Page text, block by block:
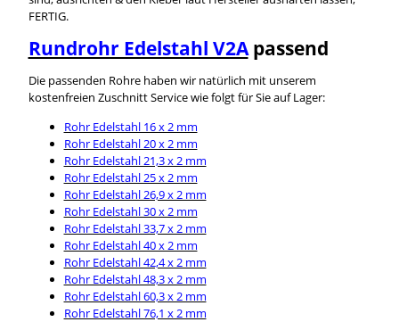
FERTIG.
Rundrohr Edelstahl V2Apassend
Die passenden Rohre haben wir natürlich mit unserem
kostenfreien Zuschnitt Service wie folgt für Sie auf Lager:
Rohr Edelstahl 16 x 2 mm
Rohr Edelstahl 20 x 2 mm
Rohr Edelstahl 21,3 x 2 mm
Rohr Edelstahl 25 x 2 mm
Rohr Edelstahl 26,9 x 2 mm
Rohr Edelstahl 30 x 2 mm
Rohr Edelstahl 33,7 x 2 mm
Rohr Edelstahl 40 x 2 mm
Rohr Edelstahl 42,4 x 2 mm
Rohr Edelstahl 48,3 x 2 mm
Rohr Edelstahl 60,3 x 2 mm
Rohr Edelstahl 76,1 x 2 mm